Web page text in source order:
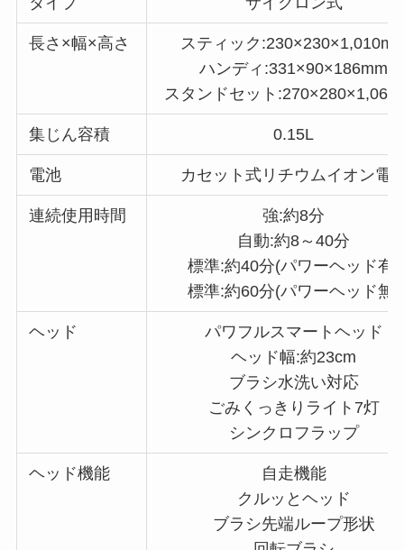
長さ×幅×高さ
スティック
ハンディ:331×90×186mm
スタンドセット
集じん容積 0.15L
電池 カセット式リチウムイオン電
連続使用時間
強:約8分
自動:約8～40分
標準:約40分(パワーヘッド有)
標準:約60分(パワーヘッド無)
ヘッド
パワフルスマートヘッド
ヘッド幅:約23cm
ブラシ水洗い対応
ごみくっきりライト7灯
シンクロフラップ
ヘッド機能
自走機能
クルッとヘッド
ブラシ先端ループ形状